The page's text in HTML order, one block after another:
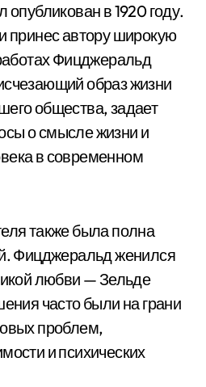
опубликован в 1920 году.
принес автору широкую
Фицджеральд
образ жизни
общества, задает
о смысле жизни и
в современном
также была полна
Фицджеральд женился
любви — Зельде
часто были на грани
проблем,
и психических